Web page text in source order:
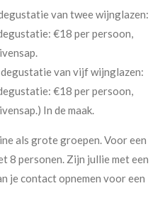
van twee wijnglazen:
€18 per persoon,
van vijf wijnglazen:
€18 per persoon,
In de maak.
als grote groepen. Voor een
8 personen. Zijn jullie met een
je contact opnemen voor een